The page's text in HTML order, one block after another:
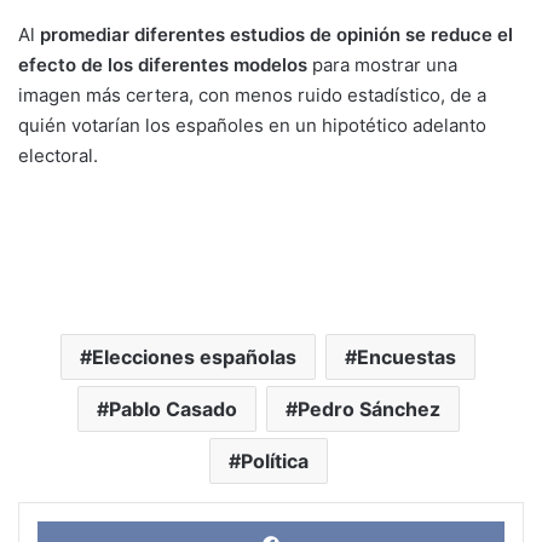
Al promediar diferentes estudios de opinión se reduce el
efecto de los diferentes modelos para mostrar una
imagen más certera, con menos ruido estadístico, de a
quién votarían los españoles en un hipotético adelanto
electoral.
Elecciones españolas Encuestas
Pablo Casado Pedro Sánchez
Política